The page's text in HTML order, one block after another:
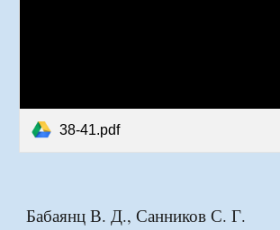
38-41.pdf
Бабаянц В. Д., Санников С. Г.